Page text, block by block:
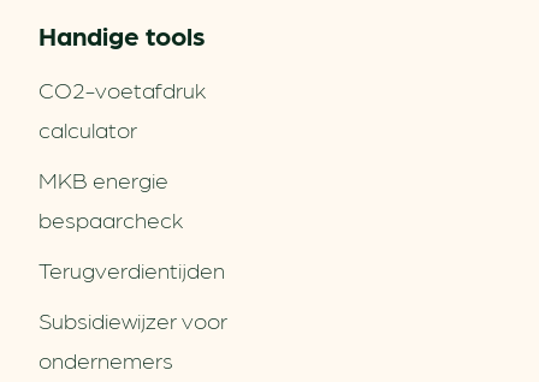
Handige tools
CO2-voetafdruk
calculator
MKB energie
bespaarcheck
Terugverdien­tijden
Subsidiewijzer voor
ondernemers